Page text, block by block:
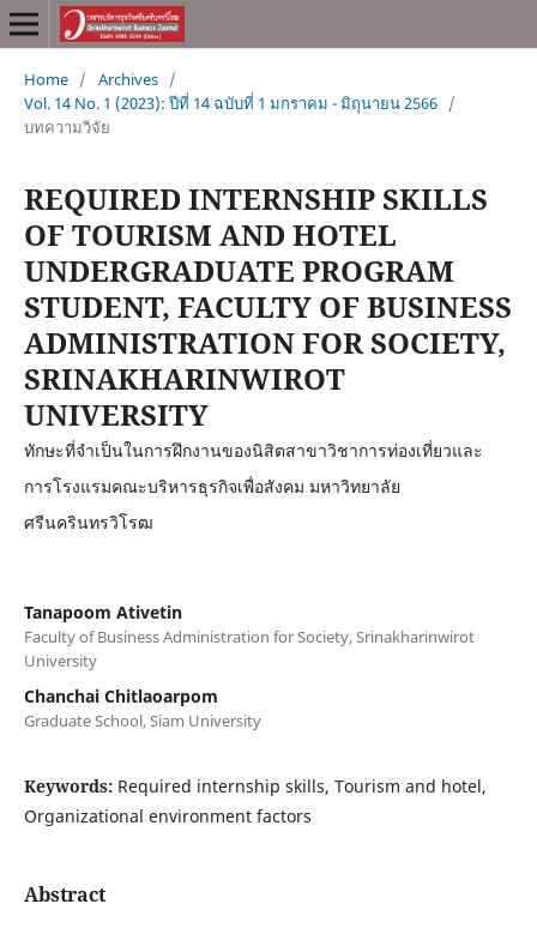
Home / Archives /
Vol. 14 No. 1 (2023): ปีที่ 14 ฉบับที่ 1 มกราคม - มิถุนายน 2566 /
บทความวิจัย
REQUIRED INTERNSHIP SKILLS
OF TOURISM AND HOTEL
UNDERGRADUATE PROGRAM
STUDENT, FACULTY OF BUSINESS
ADMINISTRATION FOR SOCIETY,
SRINAKHARINWIROT
UNIVERSITY
ทักษะที่จำเป็นในการฝึกงานของนิสิตสาขาวิชาการท่องเที่ยวและ
การโรงแรมคณะบริหารธุรกิจเพื่อสังคม มหาวิทยาลัย
ศรีนครินทรวิโรฒ
Tanapoom Ativetin
Faculty of Business Administration for Society, Srinakharinwirot
University
Chanchai Chitlaoarpom
Graduate School, Siam University
Keywords: Required internship skills, Tourism and hotel,
Organizational environment factors
Abstract